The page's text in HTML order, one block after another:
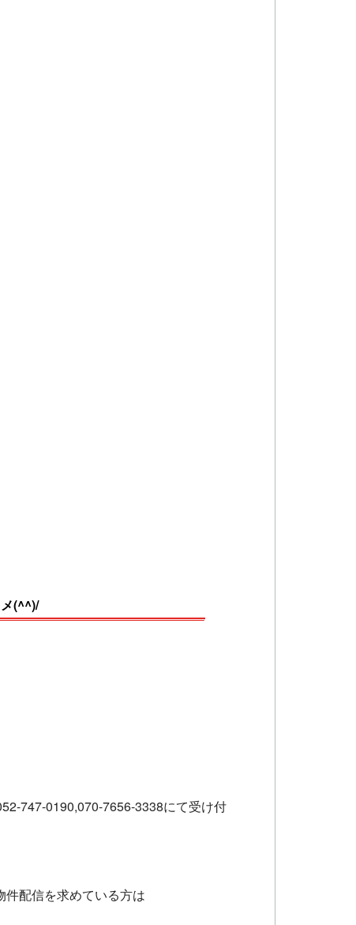
(^^)/
747-0190,070-7656-3338にて受け付
配信を求めている方は